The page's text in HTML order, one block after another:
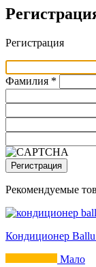
Регистрация
Фамилия *
Регистрация
Рекомендуемые
Кондиционер
Мало